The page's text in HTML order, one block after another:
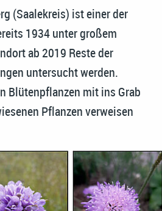
(Saalekreis) ist einer der
1934 unter großem
ab 2019 Reste der
untersucht werden.
Blütenpflanzen mit ins Grab
Pflanzen verweisen